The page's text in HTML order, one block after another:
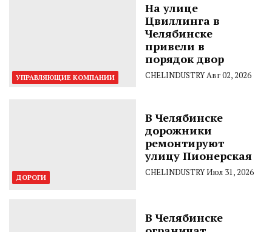
УПРАВЛЯЮЩИЕ КОМПАНИИ
На улице
Цвиллинга в
Челябинске
привели в
порядок двор
CHELINDUSTRYАвг 02, 2026
ДОРОГИ
В Челябинске
дорожники
ремонтируют
улицу Пионерская
CHELINDUSTRYИюл 31, 2026
В Челябинске